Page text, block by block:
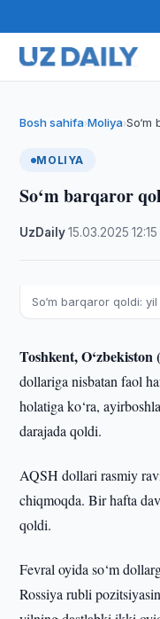
Bosh sahifa›Moliya›
MOLIYA
So‘m barqaror
UzDaily·15.03.2025 ·12:15
So‘m barqaror qoldi:
Toshkent,
dollariga nisbatan faol
holatiga ko‘ra,
darajada qoldi.
AQSH dollari rasmiy
chiqmoqda. Bir hafta
qoldi.
Fevral oyida so‘m
Rossiya rubli